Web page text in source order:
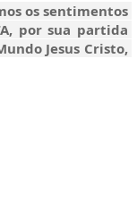
os sentimentos
por sua partida
Jesus Cristo,